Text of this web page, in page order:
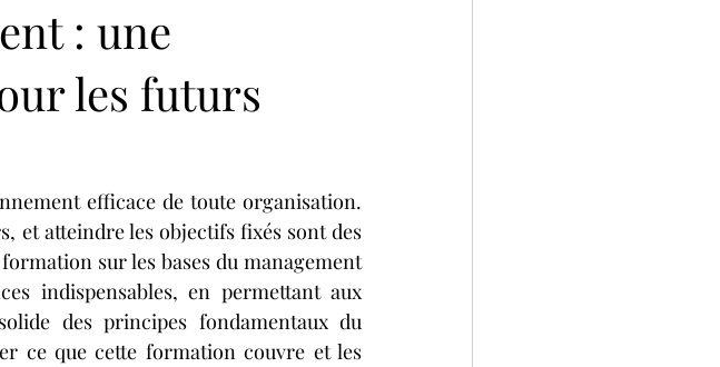
: une
les futurs
efficace de toute organisation.
et atteindre les objectifs fixés sont des
sur les bases du management
indispensables, en permettant aux
des principes fondamentaux du
ce que cette formation couvre et les